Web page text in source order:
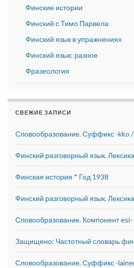
Финские истории
Финский с Тимо Парвела
Финский язык в упражнениях
Финский язык: разное
Фразеология
СВЕЖИЕ ЗАПИСИ
Словообразование. Суффикс -kko
Финский разговорный язык.
Финская история * Год 1938
Финский разговорный язык.
Словообразование. Компонент
Защищено: Частотный словарь
Словообразование. Суффикс -